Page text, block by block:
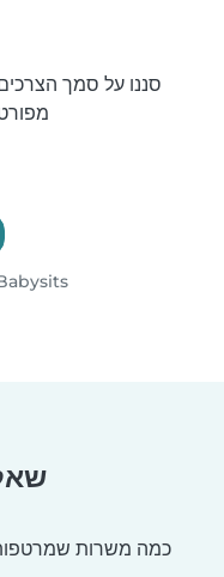
סננו על סמך
Babysits הוא חינם לבייביסיטריות!
כמה משרות שמרטפות